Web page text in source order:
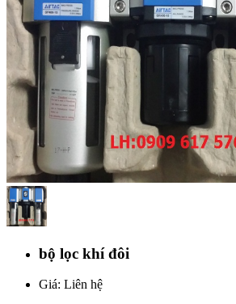
bộ lọc khí đôi
Giá: Liên hệ